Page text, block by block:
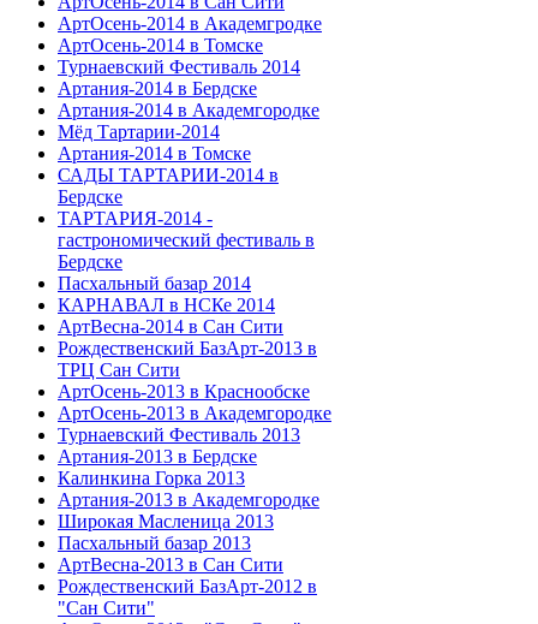
АртОсень-2014 в Академгродке
АртОсень-2014 в Томске
Турнаевский Фестиваль 2014
Артания-2014 в Бердске
Артания-2014 в Академгородке
Мёд Тартарии-2014
Артания-2014 в Томске
САДЫ ТАРТАРИИ-2014 в
Бердске
ТАРТАРИЯ-2014 -
гастрономический фестиваль в
Бердске
Пасхальный базар 2014
КАРНАВАЛ в НСКе 2014
АртВесна-2014 в Сан Сити
Рождественский БазАрт-2013 в
ТРЦ Сан Сити
АртОсень-2013 в Краснообске
АртОсень-2013 в Академгородке
Турнаевский Фестиваль 2013
Артания-2013 в Бердске
Калинкина Горка 2013
Артания-2013 в Академгородке
Широкая Масленица 2013
Пасхальный базар 2013
АртВесна-2013 в Сан Сити
Рождественский БазАрт-2012 в
"Сан Сити"